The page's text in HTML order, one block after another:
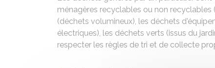
ménagères recyclables ou non recyclables
(déchets volumineux), les déchets
électriques), les déchets verts (issus du
respecter les règles de tri et de collecte